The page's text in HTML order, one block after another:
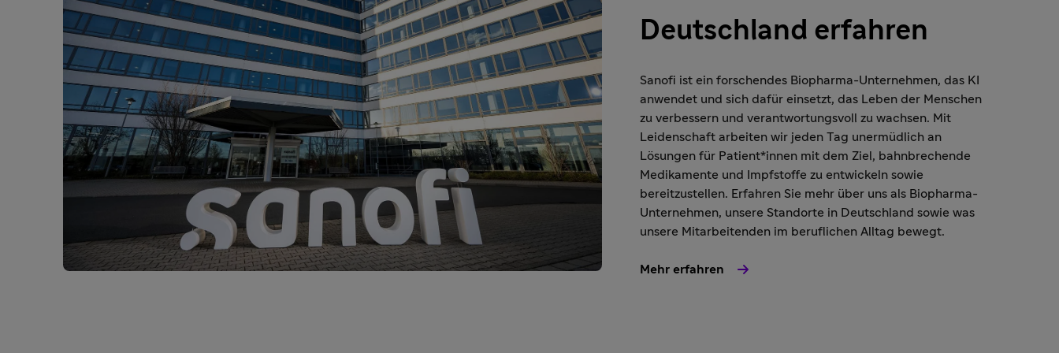
Deutschland erfahren
Sanofi ist ein forschendes Biopharma-Unternehmen, das KI
anwendet und sich dafür einsetzt, das Leben der Menschen
zu verbessern und verantwortungsvoll zu wachsen. Mit
Leidenschaft arbeiten wir jeden Tag unermüdlich an
Lösungen für Patient*innen mit dem Ziel, bahnbrechende
Medikamente und Impfstoffe zu entwickeln sowie
bereitzustellen. Erfahren Sie mehr über uns als Biopharma-
Unternehmen, unsere Standorte in Deutschland sowie was
unsere Mitarbeitenden im beruflichen Alltag bewegt.
Mehr erfahren